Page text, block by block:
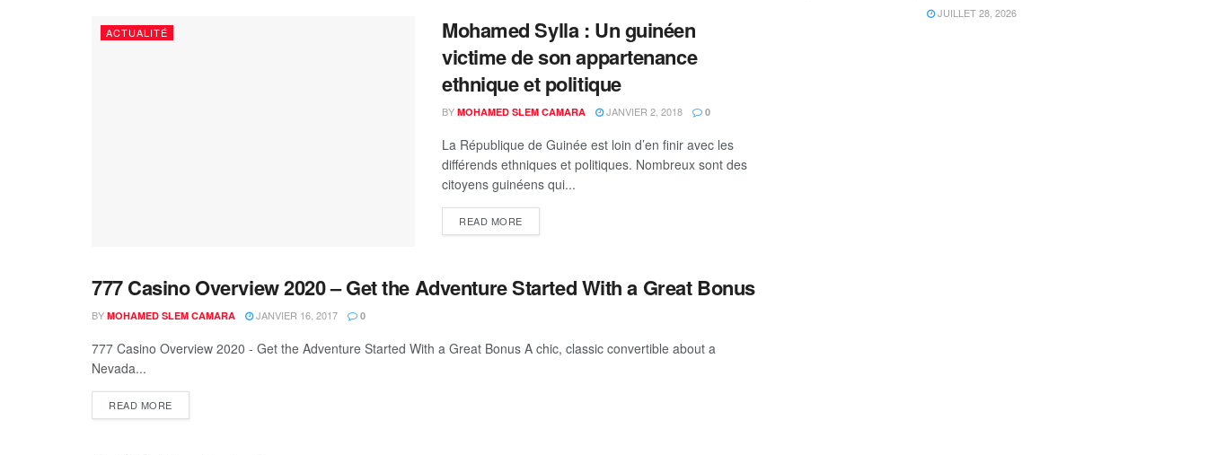
ACTUALITÉ
Mohamed Sylla : Un guinéen
victime de son appartenance
ethnique et politique
BY MOHAMED SLEM CAMARA JANVIER 2, 2018 0
La République de Guinée est loin d’en finir avec les
différends ethniques et politiques. Nombreux sont des
citoyens guinéens qui...
READ MORE
DEFAU
777 Casino Overview 2020 – Get the Adventure Started With a Great Bonus
BY MOHAMED SLEM CAMARA JANVIER 16, 2017 0
777 Casino Overview 2020 - Get the Adventure Started With a Great Bonus A chic, classic convertible about a
Nevada...
READ MORE
JUILLET 28, 2026